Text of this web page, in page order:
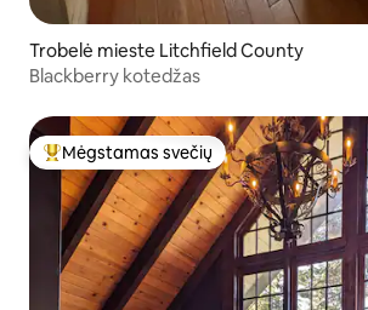
Trobelė mieste Litchfield County
Blackberry kotedžas
Svečių mėgstamiausias
Mėgstamas svečių